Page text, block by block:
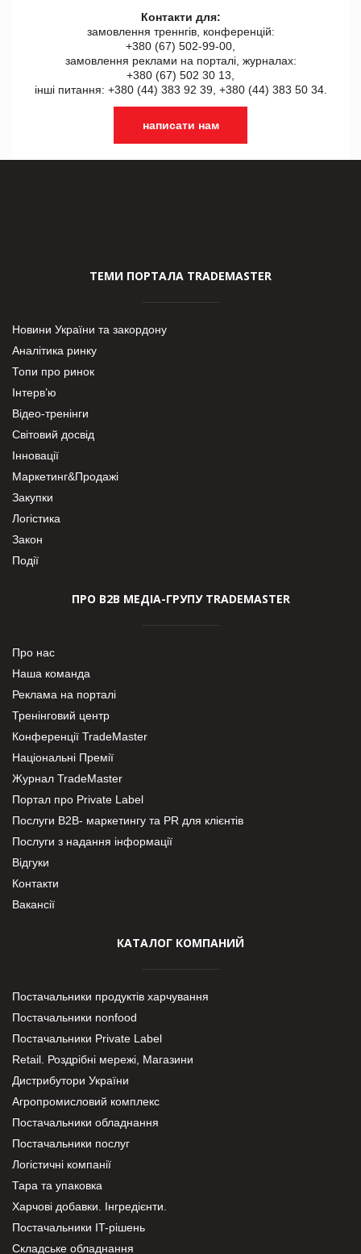
Контакти для:
замовлення треннгів, конференцій:
+380 (67) 502-99-00,
замовлення реклами на порталі, журналах:
+380 (67) 502 30 13,
інші питання: +380 (44) 383 92 39, +380 (44) 383 50 34.
написати нам
ТЕМИ ПОРТАЛА TRADEMASTER
Новини України та закордону
Аналітика ринку
Топи про ринок
Інтерв’ю
Відео-тренінги
Світовий досвід
Інновації
Маркетинг&Продажі
Закупки
Логістика
Закон
Події
ПРО В2В МЕДІА-ГРУПУ TRADEMASTER
Про нас
Наша команда
Реклама на порталі
Тренінговий центр
Конференції TradeMaster
Національні Премії
Журнал TradeMaster
Портал про Private Label
Послуги В2В- маркетингу та PR для клієнтів
Послуги з надання інформації
Відгуки
Контакти
Вакансії
КАТАЛОГ КОМПАНИЙ
Постачальники продуктів харчування
Постачальники nonfood
Постачальники Private Label
Retail. Роздрібні мережі, Магазини
Дистрибутори України
Агропромисловий комплекс
Постачальники обладнання
Постачальники послуг
Логістичні компанії
Тара та упаковка
Харчові добавки. Інгредієнти.
Постачальники IT-рішень
Складське обладнання